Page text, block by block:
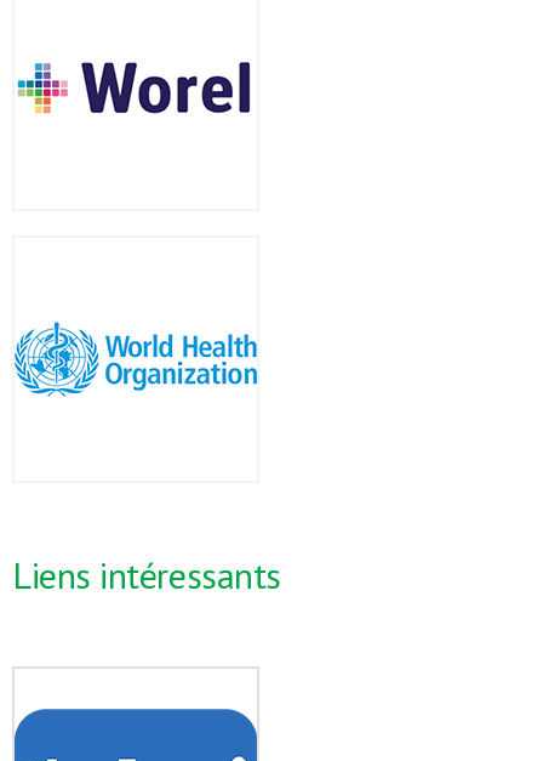
Liens intéressants